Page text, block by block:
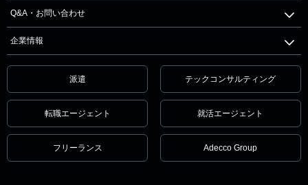
Q&A・お問い合わせ
企業情報
派遣 テックコンサルティング
転職エージェント 就活エージェント
フリーランス Adecco Group